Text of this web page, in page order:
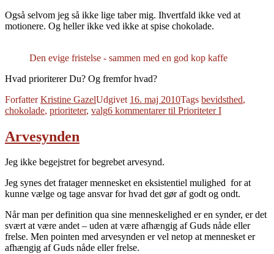
Også selvom jeg så ikke lige taber mig. Ihvertfald ikke ved at
motionere. Og heller ikke ved ikke at spise chokolade.
Den evige fristelse - sammen med en god kop kaffe
Hvad prioriterer Du? Og fremfor hvad?
ForfatterKristine GazelUdgivet 16. maj 2010Tags bevidsthed,
chokolade, prioriteter, valg6 kommentarertil Prioriteter I
Arvesynden
Jeg ikke begejstret for begrebet arvesynd.
Jeg synes det fratager mennesket en eksistentiel mulighed for at
kunne vælge og tage ansvar for hvad det gør af godt og ondt.
Når man per definition qua sine menneskelighed er en synder, er det
svært at være andet – uden at være afhængig af Guds nåde eller
frelse. Men pointen med arvesynden er vel netop at mennesket er
afhængig af Guds nåde eller frelse.